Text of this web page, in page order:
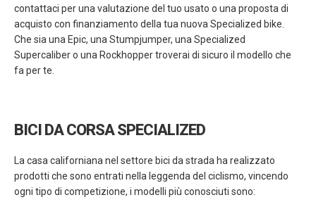
contattaci per una valutazione del tuo usato o una proposta di
acquisto con finanziamento della tua nuova Specialized bike.
Che sia una Epic, una Stumpjumper, una Specialized
Supercaliber o una Rockhopper troverai di sicuro il modello che
fa per te.
BICI DA CORSA SPECIALIZED
La casa californiana nel settore bici da strada ha realizzato
prodotti che sono entrati nella leggenda del ciclismo, vincendo
ogni tipo di competizione, i modelli più conosciuti sono: